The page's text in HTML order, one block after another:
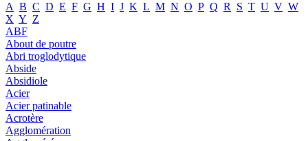
A B C D E F G H I J K L M N O P Q R S T U V W
X Y Z
ABF
About de poutre
Abri troglodytique
Abside
Absidiole
Acier
Acier patinable
Acrotère
Agglomération